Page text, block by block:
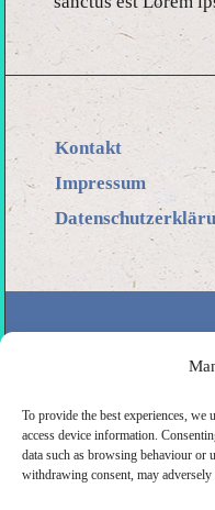
To provide the best experiences, we
access device information.
data such as browsing behaviour or
withdrawing consent, may
Kontakt
Impressum